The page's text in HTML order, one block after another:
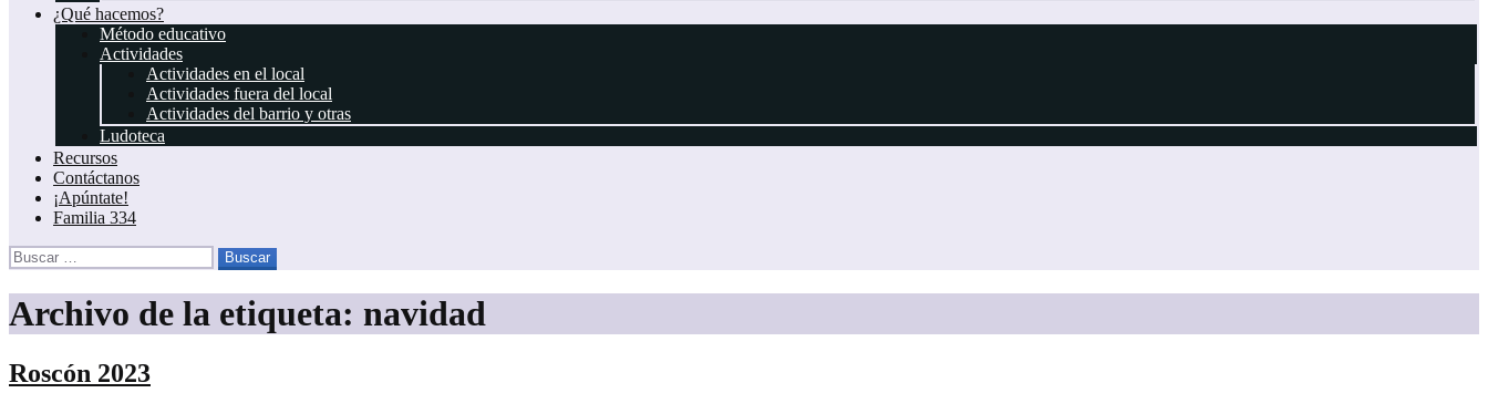
¿Qué hacemos?
Método educativo
Actividades
Actividades en el local
Actividades fuera del local
Actividades del barrio y otras
Ludoteca
Recursos
Contáctanos
¡Apúntate!
Familia 334
Buscar:
Archivo de la etiqueta: navidad
Roscón 2023